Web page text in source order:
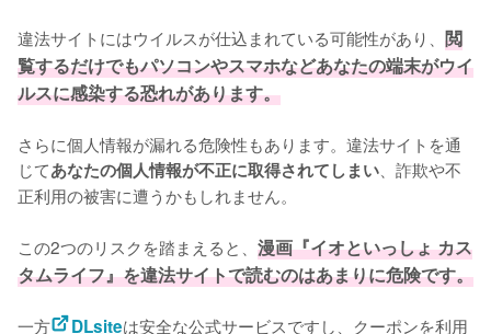
違法サイトにはウイルスが仕込まれている可能性があり、 閲
覧するだけでもパソコンやスマホなどあなたの端末がウイ
ルスに感染する恐れがあります。
さらに個人情報が漏れる危険性もあります。違法サイトを通
じてあなたの個人情報が不正に取得されてしまい 、詐欺や不
正利用の被害に遭うかもしれません。
この2つのリスクを踏まえると、 漫画『イオといっしょ カス
タムライフ』を違法サイトで読むのはあまりに危険です。
一方 DLsiteは安全な公式サービスですし、クーポンを利用